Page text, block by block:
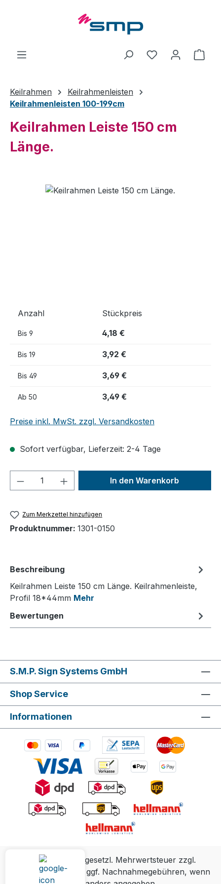
Zum Hauptinhalt springen
Keilrahmen
Keilrahmenleisten
Keilrahmenleisten 100-199cm
Keilrahmen Leiste 150 cm
Länge.
Bildergalerie überspringen
Anzahl Stückpreis
Bis 9 4,18 €
Bis 19 3,92 €
Bis 49 3,69 €
Ab 50 3,49 €
Preise inkl. MwSt. zzgl. Versandkosten
Sofort verfügbar, Lieferzeit: 2-4 Tage
Produkt Anzahl: Gib denIn den Warenkorb
Zum Merkzettel hinzufügen
Produktnummer: 1301-0150
Beschreibung
Keilrahmen Leiste 150 cm Länge. Keilrahmenleiste,
Profil 18*44mm Mehr
Bewertungen
S.M.P. Sign Systems GmbH
Shop Service
Informationen
Alle Preise inkl. gesetzl. Mehrwertsteuer zzgl.
Versandkostenund ggf. Nachnahmegebühren, wenn